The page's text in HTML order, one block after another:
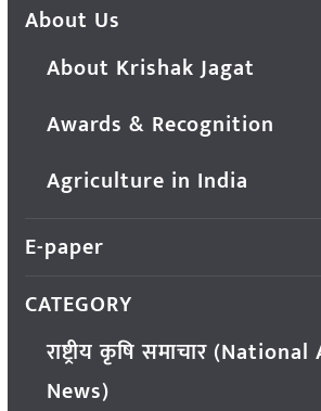
About Us
About Krishak Jagat
Awards & Recognition
Agriculture in India
E-paper
CATEGORY
राष्ट्रीय कृषि समाचार
News)